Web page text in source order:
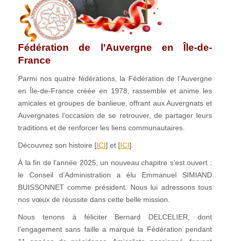
Fédération de l’Auvergne en Île-de-
France
Parmi nos quatre fédérations, la Fédération de l’Auvergne
en Île-de-France créée en 1978, rassemble et anime les
amicales et groupes de banlieue, offrant aux Auvergnats et
Auvergnates l’occasion de se retrouver, de partager leurs
traditions et de renforcer les liens communautaires.
Découvrez son histoire [ICI] et [ICI].
À la fin de l’année 2025, un nouveau chapitre s’est ouvert :
le Conseil d’Administration a élu Emmanuel SIMIAND
BUISSONNET comme président. Nous lui adressons tous
nos vœux de réussite dans cette belle mission.
Nous tenons à féliciter Bernard DELCELIER, dont
l’engagement sans faille a marqué la Fédération pendant